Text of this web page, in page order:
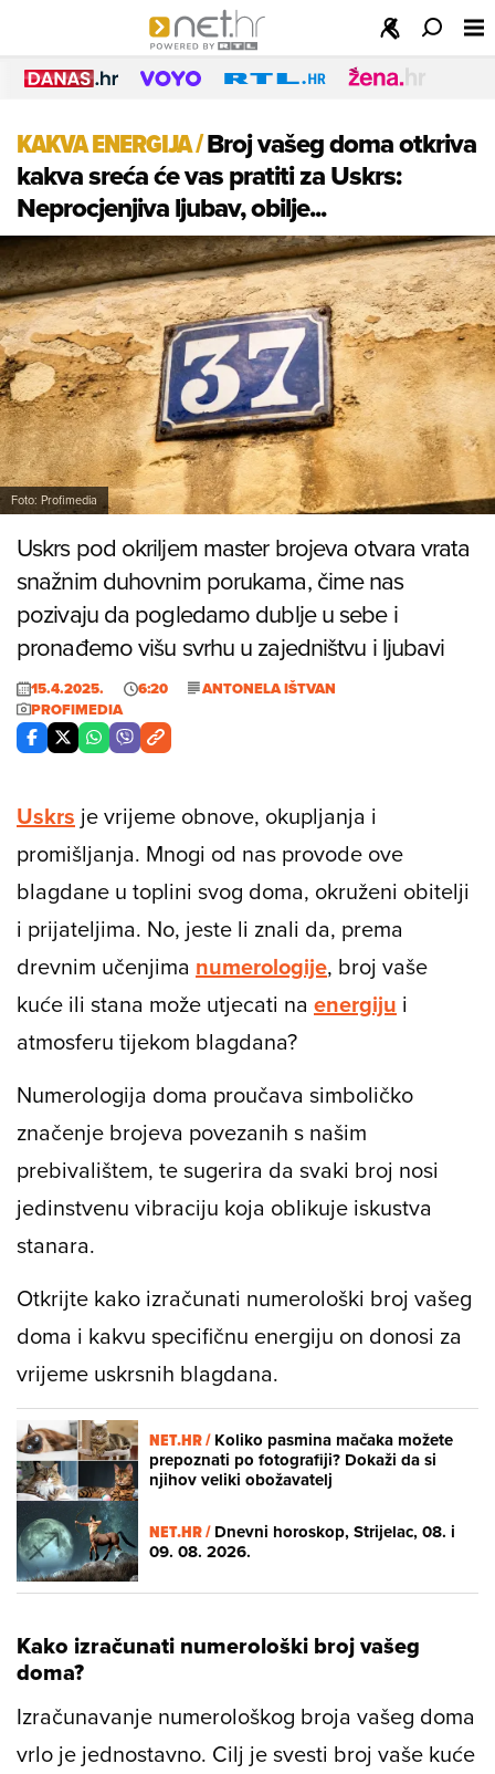
KAKVA ENERGIJA/Broj vašeg doma otkriva
kakva sreća će vas pratiti za Uskrs:
Neprocjenjiva ljubav, obilje...
Foto: Profimedia
Uskrs pod okriljem master brojeva otvara vrata
snažnim duhovnim porukama, čime nas
pozivaju da pogledamo dublje u sebe i
pronađemo višu svrhu u zajedništvu i ljubavi
15.4.2025. 6:20
ANTONELA IŠTVAN
PROFIMEDIA
Uskrs je vrijeme obnove, okupljanja i
promišljanja. Mnogi od nas provode ove
blagdane u toplini svog doma, okruženi obitelji
i prijateljima. No, jeste li znali da, prema
drevnim učenjima numerologije, broj vaše
kuće ili stana može utjecati na energiju i
atmosferu tijekom blagdana?
Numerologija doma proučava simboličko
značenje brojeva povezanih s našim
prebivalištem, te sugerira da svaki broj nosi
jedinstvenu vibraciju koja oblikuje iskustva
stanara.
Otkrijte kako izračunati numerološki broj vašeg
doma i kakvu specifičnu energiju on donosi za
vrijeme uskrsnih blagdana.
NET.HR /Koliko pasmina mačaka možete
prepoznati po fotografiji? Dokaži da si
njihov veliki obožavatelj
NET.HR /Dnevni horoskop, Strijelac, 08. i
09. 08. 2026.
Kako izračunati numerološki broj vašeg
doma?
Izračunavanje numerološkog broja vašeg doma
vrlo je jednostavno. Cilj je svesti broj vaše kuće